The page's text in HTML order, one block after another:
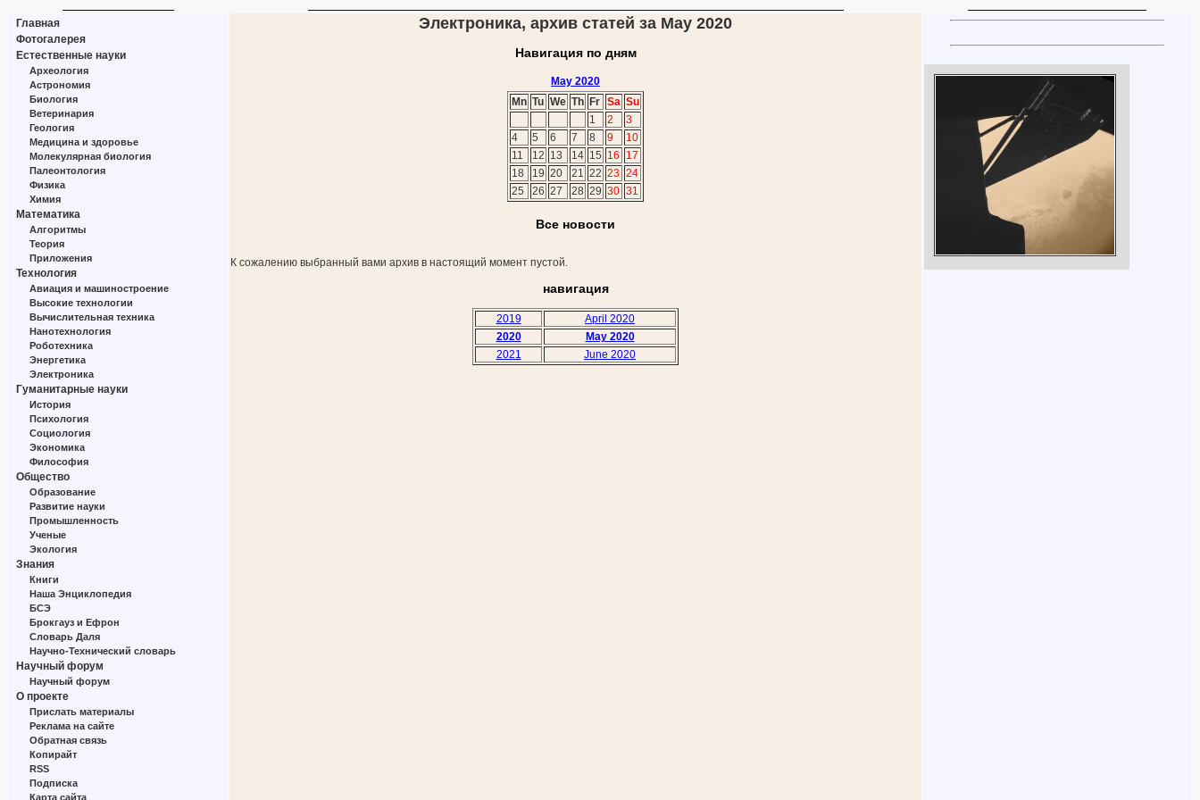
Главная
Фотогалерея
Естественные науки
Археология
Астрономия
Биология
Ветеринария
Геология
Медицина и здоровье
Молекулярная биология
Палеонтология
Физика
Химия
Математика
Алгоритмы
Теория
Приложения
Технология
Авиация и машиностроение
Высокие технологии
Вычислительная техника
Нанотехнология
Роботехника
Энергетика
Электроника
Гуманитарные науки
История
Психология
Социология
Экономика
Философия
Общество
Образование
Развитие науки
Промышленность
Ученые
Экология
Знания
Книги
Наша Энциклопедия
БСЭ
Брокгауз и Ефрон
Словарь Даля
Научно-Технический словарь
Научный форум
Научный форум
О проекте
Прислать материалы
Реклама на сайте
Обратная связь
Копирайт
RSS
Подписка
Карта сайта
Электроника, архив статей за May 2020
Навигация по дням
May 2020
Mn Tu We Th Fr Sa Su
1
2
3
4
5 6 7 8 9
10
11
12 13 14 15 16
17
18
19 20 21 22 23 24
25
26 27 28 29 30 31
Все новости
К сожалению выбранный вами архив в настоящий момент пустой.
навигация
2019
April 2020
2020
May 2020
2021
June 2020